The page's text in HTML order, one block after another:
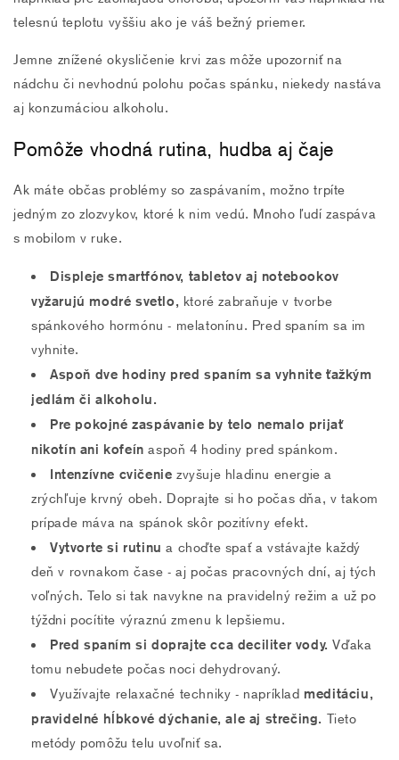
telesnú teplotu vyššiu ako je váš bežný priemer.
Jemne znížené okysličenie krvi zas môže upozorniť na
nádchu či nevhodnú polohu počas spánku, niekedy nastáva
aj konzumáciou alkoholu.
Pomôže vhodná rutina, hudba aj čaje
Ak máte občas problémy so zaspávaním, možno trpíte
jedným zo zlozvykov, ktoré k nim vedú. Mnoho ľudí zaspáva
s mobilom v ruke.
Displeje smartfónov, tabletov aj notebookov
vyžarujú modré svetlo, ktoré zabraňuje v tvorbe
spánkového hormónu - melatonínu. Pred spaním sa im
vyhnite.
Aspoň dve hodiny pred spaním sa vyhnite ťažkým
jedlám či alkoholu.
Pre pokojné zaspávanie by telo nemalo prijať
nikotín ani kofeín aspoň 4 hodiny pred spánkom.
Intenzívne cvičenie zvyšuje hladinu energie a
zrýchľuje krvný obeh. Doprajte si ho počas dňa, v takom
prípade máva na spánok skôr pozitívny efekt.
Vytvorte si rutinu a choďte spať a vstávajte každý
deň v rovnakom čase - aj počas pracovných dní, aj tých
voľných. Telo si tak navykne na pravidelný režim a už po
týždni pocítite výraznú zmenu k lepšiemu.
Pred spaním si doprajte cca deciliter vody. Vďaka
tomu nebudete počas noci dehydrovaný.
Využívajte relaxačné techniky - napríklad meditáciu,
pravidelné hĺbkové dýchanie, ale aj strečing. Tieto
metódy pomôžu telu uvoľniť sa.